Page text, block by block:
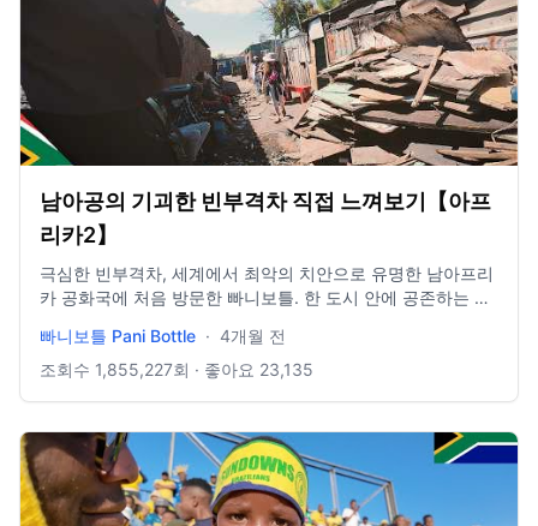
남아공의 기괴한 빈부격차 직접 느껴보기【아프
리카2】
극심한 빈부격차, 세계에서 최악의 치안으로 유명한 남아프리
카 공화국에 처음 방문한 빠니보틀. 한 도시 안에 공존하는 너
철 -------------------------------------- 카메라 DJI Action5
DJI Pocket3 Galaxy S25 Ultra Insta360 X5 ----------------
v=T1LJhPDwexI&list=RDT1LJhPDwexI&start_radio=1
Jahzzar - About u https://www.youtube.com/watch?
v=AR0n7Dm-UXg&list=RDAR0n7Dm-UXg&start_radio=1
Jahzzar - Ma'am
빠니보틀 Pani Bottle · 4개월 전
조회수 1,855,227회 · 좋아요 23,135